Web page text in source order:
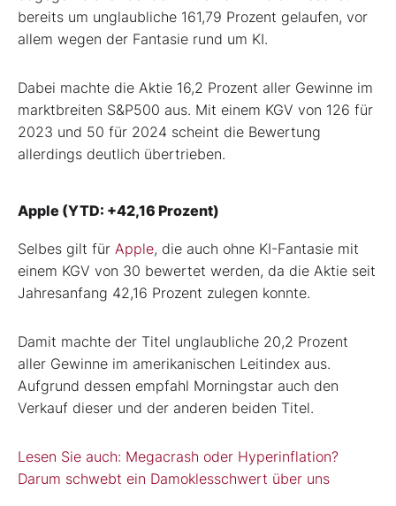
bereits um unglaubliche 161,79 Prozent gelaufen, vor
allem wegen der Fantasie rund um KI.
Dabei machte die Aktie 16,2 Prozent aller Gewinne im
marktbreiten S&P500 aus. Mit einem KGV von 126 für
2023 und 50 für 2024 scheint die Bewertung
allerdings deutlich übertrieben.
Apple (YTD: +42,16 Prozent)
Selbes gilt für Apple, die auch ohne KI-Fantasie mit
einem KGV von 30 bewertet werden, da die Aktie seit
Jahresanfang 42,16 Prozent zulegen konnte.
Damit machte der Titel unglaubliche 20,2 Prozent
aller Gewinne im amerikanischen Leitindex aus.
Aufgrund dessen empfahl Morningstar auch den
Verkauf dieser und der anderen beiden Titel.
Lesen Sie auch: Megacrash oder Hyperinflation?
Darum schwebt ein Damoklesschwert über uns